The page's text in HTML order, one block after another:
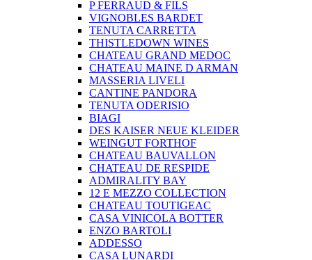
P FERRAUD & FILS
VIGNOBLES BARDET
TENUTA CARRETTA
THISTLEDOWN WINES
CHATEAU GRAND MEDOC
CHATEAU MAINE D ARMAN
MASSERIA LIVELI
CANTINE PANDORA
TENUTA ODERISIO
BIAGI
DES KAISER NEUE KLEIDER
WEINGUT FORTHOF
CHATEAU BAUVALLON
CHATEAU DE RESPIDE
ADMIRALITY BAY
12 E MEZZO COLLECTION
CHATEAU TOUTIGEAC
CASA VINICOLA BOTTER
ENZO BARTOLI
ADDESSO
CASA LUNARDI